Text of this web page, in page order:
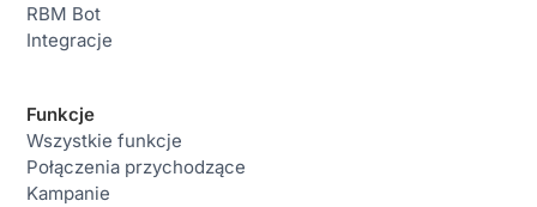
RBM Bot
Integracje
Funkcje
Wszystkie funkcje
Połączenia przychodzące
Kampanie